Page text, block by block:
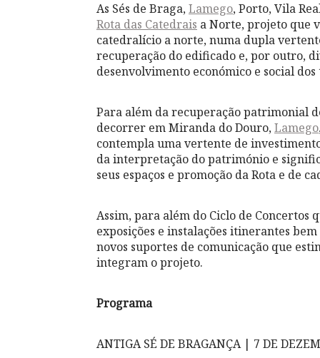
As Sés de Braga,Lamego, Porto, Vila
Rota das Catedrais a Norte, projeto que
catedralício a norte, numa dupla
recuperação do edificado e, por outro,
desenvolvimento económico e social
Para além da recuperação patrimonial
decorrer em Miranda do Douro,Lamego
contempla uma vertente de
da interpretação do património e
seus espaços e promoção da Rota e de
Assim, para além do Ciclo de
exposições e instalações itinerantes
novos suportes de comunicação que
integram o projeto.
Programa
ANTIGA SÉ DE BRAGANÇA | 7 DE